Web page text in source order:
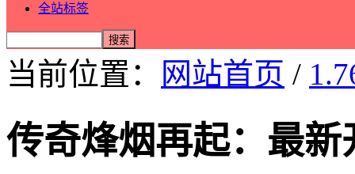
全站标签
当前位置： 网站首页 /
传奇烽烟再起：最